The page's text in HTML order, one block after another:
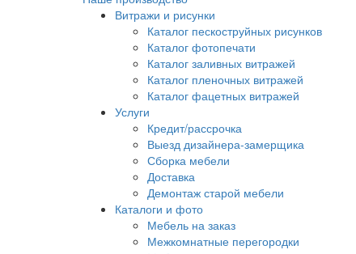
Витражи и рисунки
Каталог пескоструйных рисунков
Каталог фотопечати
Каталог заливных витражей
Каталог пленочных витражей
Каталог фацетных витражей
Услуги
Кредит/рассрочка
Выезд дизайнера-замерщика
Сборка мебели
Доставка
Демонтаж старой мебели
Каталоги и фото
Мебель на заказ
Межкомнатные перегородки